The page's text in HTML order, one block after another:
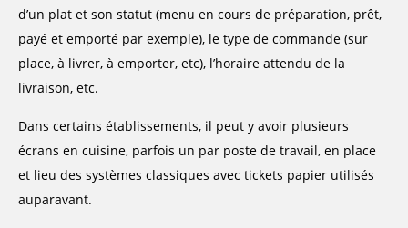
d’un plat et son statut (menu en cours de préparation, prêt,
payé et emporté par exemple), le type de commande (sur
place, à livrer, à emporter, etc), l’horaire attendu de la
livraison, etc.
Dans certains établissements, il peut y avoir plusieurs
écrans en cuisine, parfois un par poste de travail, en place
et lieu des systèmes classiques avec tickets papier utilisés
auparavant.